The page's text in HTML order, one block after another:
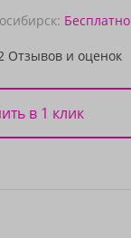
Бесплатно
Отзывов и оценок
в 1 клик